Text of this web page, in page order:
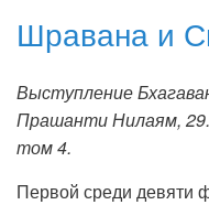
Шравана и
Выступление
Прашанти Нилаям,
том 4.
Первой среди девяти